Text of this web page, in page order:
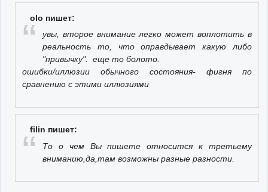
olo пишет:
увы, второе внимание легко может воплотить в
реальность то, что оправдывает какую либо
"привычку". еще то болото.
ошибки/иллюзии обычного состояния- фигня по
сравнению с этими иллюзиями
filin пишет:
То о чем Вы пишете относится к третьему
вниманию,да,там возможны разные разности.